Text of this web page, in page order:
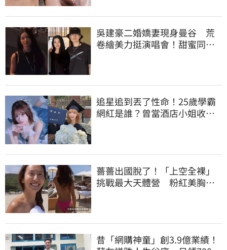
吳建豪二婚嬌妻現身曼谷 荒
卷繪美力挺演唱會！甜蜜同框
追星追到丟了性命！25歲學霸
網紅是誰？曾當酒店小姐收入
薔薔出國脫了！「上空全裸」
挑戰最大天體營 粉紅美胸被
昔「網購神童」創3.9億業績！